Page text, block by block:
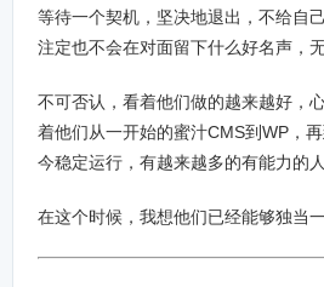
等待一个契机，坚决地退出，不给自
注定也不会在对面留下什么好名声，
不可否认，看着他们做的越来越好，
着他们从一开始的蜜汁CMS到WP，
今稳定运行，有越来越多的有能力的
在这个时候，我想他们已经能够独当